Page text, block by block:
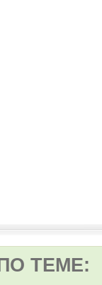
ТЕМЕ: